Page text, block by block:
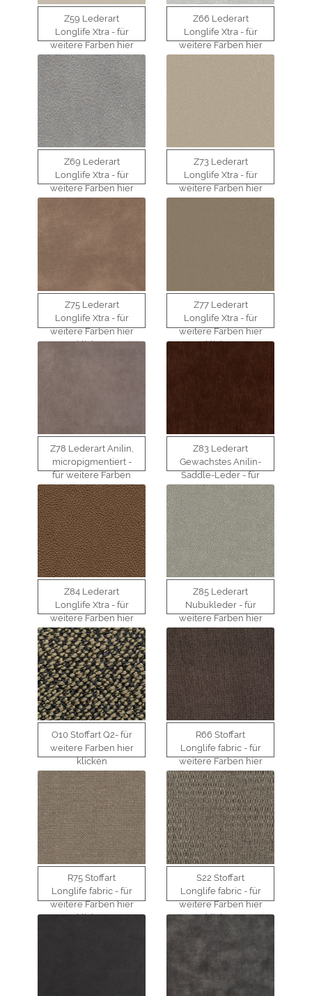
Z59 Lederart
Longlife Xtra - für
weitere Farben hier
klicken
Z66 Lederart
Longlife Xtra - für
weitere Farben hier
Z69 Lederart
Longlife Xtra - für
weitere Farben hier
Z73 Lederart
Longlife Xtra - für
weitere Farben hier
Z75 Lederart
Longlife Xtra - für
weitere Farben hier
klicken
Z77 Lederart
Longlife Xtra - für
weitere Farben hier
klicken
Z78 Lederart Anilin,
micropigmentiert -
für weitere Farben
hier klicken
Z83 Lederart
Gewachstes Anilin-
Saddle-Leder - für
weitere Farben hier
klicken
Z84 Lederart
Longlife Xtra - für
weitere Farben hier
klicken
Z85 Lederart
Nubukleder - für
weitere Farben hier
klicken
O10 Stoffart Q2- für
weitere Farben hier
klicken
R66 Stoffart
Longlife fabric - für
weitere Farben hier
klicken
R75 Stoffart
Longlife fabric - für
weitere Farben hier
klicken
S22 Stoffart
Longlife fabric - für
weitere Farben hier
klicken